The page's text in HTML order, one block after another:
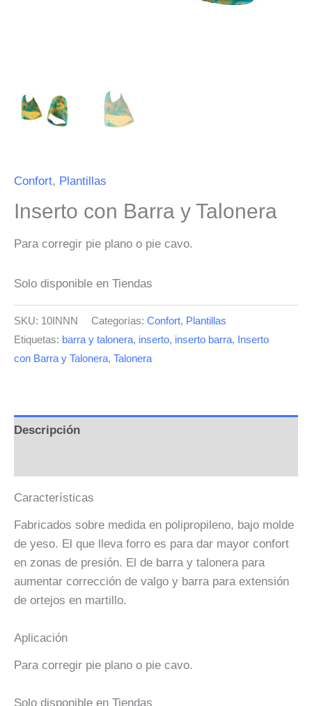
Confort, Plantillas
Inserto con Barra y Talonera
Para corregir pie plano o pie cavo.
Solo disponible en Tiendas
SKU: 10INNN Categorías: Confort, Plantillas
Etiquetas: barra y talonera, inserto, inserto barra, Inserto
con Barra y Talonera, Talonera
Descripción
Características
Fabricados sobre medida en polipropileno, bajo molde
de yeso. El que lleva forro es para dar mayor confort
en zonas de presión. El de barra y talonera para
aumentar corrección de valgo y barra para extensión
de ortejos en martillo.
Aplicación
Para corregir pie plano o pie cavo.
Solo disponible en Tiendas